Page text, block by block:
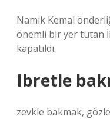
Namık Kemal
önemli bir yer tutan
kapatıldı.
Ibretle
zevkle bakmak,